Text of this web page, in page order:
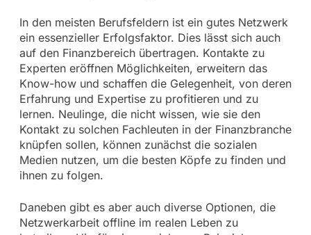
In den meisten Berufsfeldern ist ein gutes Netzwerk
ein essenzieller Erfolgsfaktor. Dies lässt sich auch
auf den Finanzbereich übertragen. Kontakte zu
Experten eröffnen Möglichkeiten, erweitern das
Know-how und schaffen die Gelegenheit, von deren
Erfahrung und Expertise zu profitieren und zu
lernen. Neulinge, die nicht wissen, wie sie den
Kontakt zu solchen Fachleuten in der Finanzbranche
knüpfen sollen, können zunächst die sozialen
Medien nutzen, um die besten Köpfe zu finden und
ihnen zu folgen.
Daneben gibt es aber auch diverse Optionen, die
Netzwerkarbeit offline im realen Leben zu